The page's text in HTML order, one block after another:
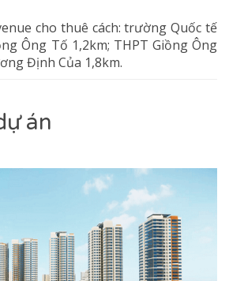
cho thuê cách: trường Quốc tế
Ông Tố 1,2km; THPT Giồng Ông
Định Của 1,8km.
án